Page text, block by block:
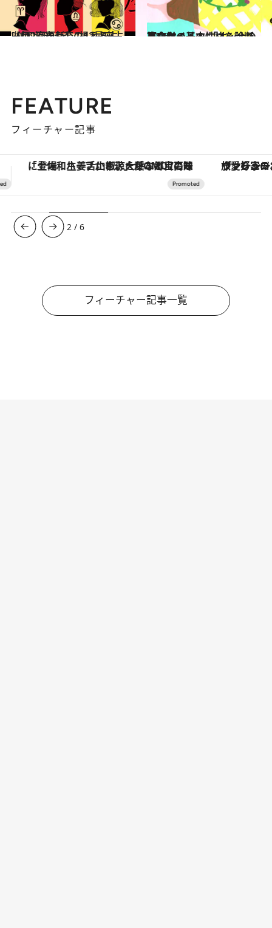
2026.7.29
【月2回更新】“視える占い師”流光七奈の12星座占い
占い 2026.8.7
あなたの基本性格を診断 東京ケイ子の 「オンナの算命学」
占い
FEATURE
フィーチャー記事
ヴァシュロン・コンスタンタン「オーヴァーシーズ・オートマティック」。旅愛好家のお気に入りコレクションから、ジェンダーレスな新作が登場
3 /6
フィーチャー記事一覧